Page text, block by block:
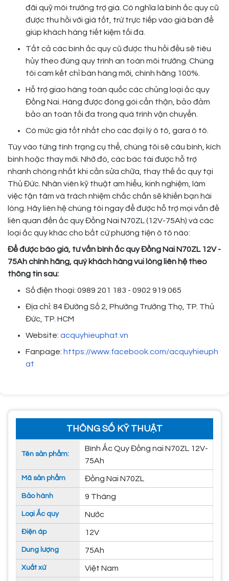
đãi quỹ môi trường trợ giá. Có nghĩa là bình ắc quy cũ
được thu hồi với giá tốt, trừ trực tiếp vào giá bán để
giúp khách hàng tiết kiệm tối đa.
Tất cả các bình ắc quy cũ được thu hồi đều sẽ tiêu
hủy theo đúng quy trình an toàn môi trường. Chúng
tôi cam kết chỉ bán hàng mới, chính hãng 100%.
Hỗ trợ giao hàng toàn quốc các chủng loại ắc quy
Đồng Nai. Hàng được đóng gói cẩn thận, bảo đảm
bảo an toàn tối đa trong quá trình vận chuyển.
Có mức giá tốt nhất cho các đại lý ô tô, gara ô tô.
Tùy vào từng tình trạng cụ thể, chúng tôi sẽ câu bình, kích
bình hoặc thay mới. Nhờ đó, các bác tài được hỗ trợ
nhanh chóng nhất khi cần sửa chữa, thay thế ắc quy tại
Thủ Đức. Nhân viên kỹ thuật am hiểu, kinh nghiệm, làm
việc tận tâm và trách nhiệm chắc chắn sẽ khiến bạn hài
lòng. Hãy liên hệ chúng tôi ngay để được hỗ trợ mọi vấn đề
liên quan đến ắc quy Đồng Nai N70ZL (12V-75Ah) và các
loại ắc quy khác cho bất cứ phương tiện ô tô nào:
Để được báo giá, tư vấn bình ắc quy Đồng Nai N70ZL 12V -
75Ah chính hãng, quý khách hàng vui lòng liên hệ theo
thông tin sau:
Số điện thoại: 0989 201 183 - 0902 919 065
Địa chỉ: 84 Đường Số 2, Phường Trường Thọ, TP. Thủ
Đức, TP. HCM
Website: acquyhieuphat.vn
Fanpage: https://www.facebook.com/acquyhieuph
at
THÔNG SỐ KỸ THUẬT
Tên sản phẩm:
Bình Ắc Quy Đồng nai N70ZL 12V-
75Ah
Mã sản phẩm Đồng Nai N70ZL
Bảo hành 9 Tháng
Loại Ắc quy Nước
Điện áp 12V
Dung lượng 75Ah
Xuất xứ Việt Nam